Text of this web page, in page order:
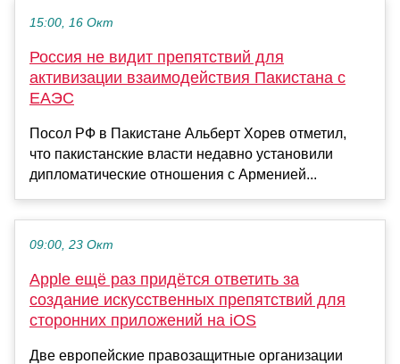
15:00, 16 Окт
Россия не видит препятствий для
активизации взаимодействия Пакистана с
ЕАЭС
Посол РФ в Пакистане Альберт Хорев отметил,
что пакистанские власти недавно установили
дипломатические отношения с Арменией...
09:00, 23 Окт
Apple ещё раз придётся ответить за
создание искусственных препятствий для
сторонних приложений на iOS
Две европейские правозащитные организации